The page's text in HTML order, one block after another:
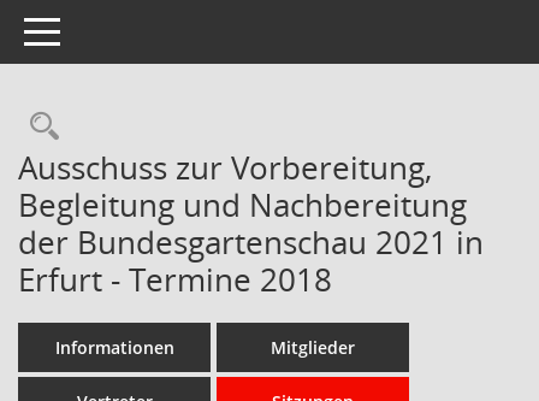
Toggle navigation
Rechercheauswahl
Ausschuss zur Vorbereitung,
Begleitung und Nachbereitung
der Bundesgartenschau 2021 in
Erfurt - Termine 2018
Informationen Mitglieder